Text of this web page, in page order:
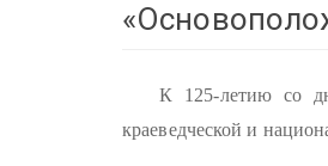
К 125-летию со
краеведческой и